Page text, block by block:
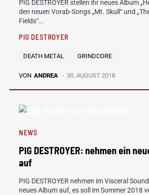
PIG DESTROYER stellen ihr neues Album
den neuen Vorab-Songs „Mt. Skull“ und
Fields“…
PIG DESTROYER
DEATH METAL GRINDCORE
VON ANDREA 30. AUGUST 2018
NEWS
PIG DESTROYER: nehmen ein
auf
PIG DESTROYER nehmen im Visceral
neues Album auf, es soll im Sommer 2018